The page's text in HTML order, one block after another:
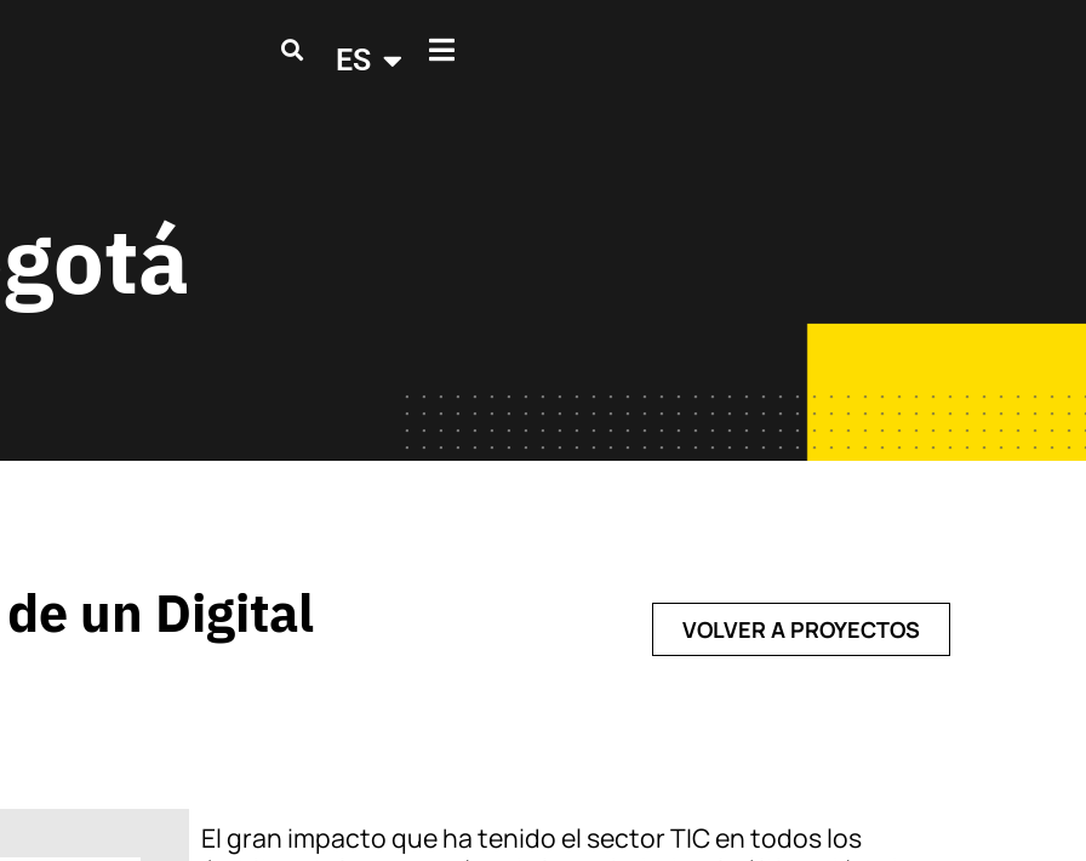
ES
un Digital VOLVER A PROYECTOS
El gran impacto que ha tenido el sector TIC en todos los